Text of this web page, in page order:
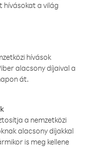
hívásokat a világ
hívások
alacsony díjaival a
át.
a nemzetközi
alacsony díjakkal
is meg kellene